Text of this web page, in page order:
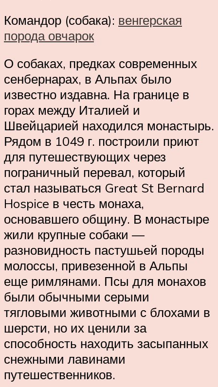
Командор (собака): венгерская
порода овчарок
О собаках, предках современных
сенбернарах, в Альпах было
известно издавна. На границе в
горах между Италией и
Швейцарией находился монастырь.
Рядом в 1049 г. построили приют
для путешествующих через
пограничный перевал, который
стал называться Great St Bernard
Hospice в честь монаха,
основавшего общину. В монастыре
жили крупные собаки —
разновидность пастушьей породы
молоссы, привезенной в Альпы
еще римлянами. Псы для монахов
были обычными серыми
тягловыми животными с блохами в
шерсти, но их ценили за
способность находить засыпанных
снежными лавинами
путешественников.